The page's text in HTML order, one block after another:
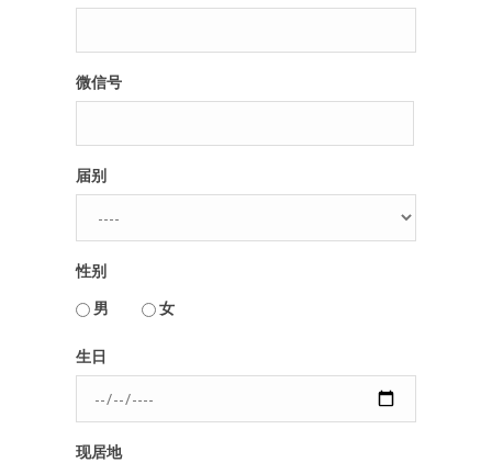
用户名或Email
辉煌2013
梦工坊圈
人脉圈
信息圈
品牌的力量
微信号
届别
性别
男
女
生日
现居地